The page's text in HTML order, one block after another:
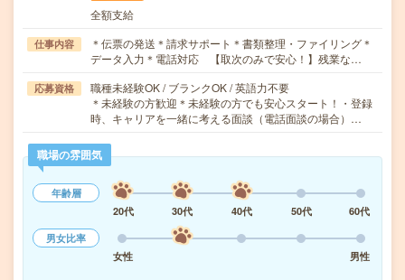
全額支給
仕事内容
＊伝票の発送＊請求サポート＊書類整理・ファイリング＊
データ入力＊電話対応 【取次のみで安心！】残業な…
応募資格
職種未経験OK / ブランクOK / 英語力不要
＊未経験の方歓迎＊未経験の方でも安心スタート！・登録
時、キャリアを一緒に考える面談（電話面談の場合）…
職場の雰囲気
年齢層
20代
30代 40代 50代
60代
男女比率
女性
男性